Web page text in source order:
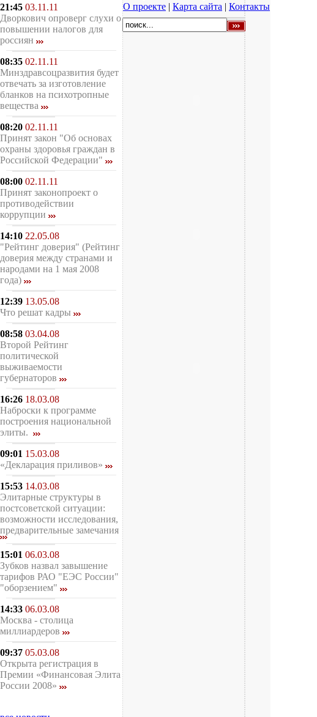
21:45 03.11.11
Дворкович опроверг слухи о
повышении налогов для
россиян
08:35 02.11.11
Минздравсоцразвития будет
отвечать за изготовление
бланков на психотропные
вещества
08:20 02.11.11
Принят закон "Об основах
охраны здоровья граждан в
Российской Федерации"
08:00 02.11.11
Принят законопроект о
противодействии
коррупции
14:10 22.05.08
"Рейтинг доверия" (Рейтинг
доверия между странами и
народами на 1 мая 2008
года)
12:39 13.05.08
Что решат кадры
08:58 03.04.08
Второй Рейтинг
политической
выживаемости
губернаторов
16:26 18.03.08
Наброски к программе
построения национальной
элиты.
09:01 15.03.08
«Декларация приливов»
15:53 14.03.08
Элитарные структуры в
постсоветской ситуации:
возможности исследования,
предварительные замечания
15:01 06.03.08
Зубков назвал завышение
тарифов РАО "ЕЭС России"
"оборзением"
14:33 06.03.08
Москва - столица
миллиардеров
09:37 05.03.08
Открыта регистрация в
Премии «Финансовая Элита
России 2008»
О проекте | Карта сайта | Контакты